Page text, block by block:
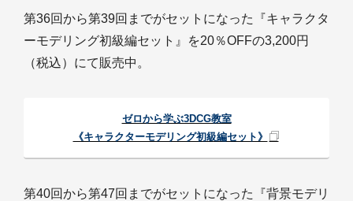
第36回から第39回までがセットになった『キャラクタ
ーモデリング初級編セット』を20％OFFの3,200円
（税込）にて販売中。
ゼロから学ぶ3DCG教室
《キャラクターモデリング初級編セット》
第40回から第47回までがセットになった『背景モデリ